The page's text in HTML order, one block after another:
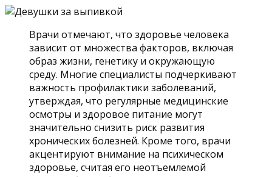
Врачи отмечают, что здоровье человека
зависит от множества факторов, включая
образ жизни, генетику и окружающую
среду. Многие специалисты подчеркивают
важность профилактики заболеваний,
утверждая, что регулярные медицинские
осмотры и здоровое питание могут
значительно снизить риск развития
хронических болезней. Кроме того, врачи
акцентируют внимание на психическом
здоровье, считая его неотъемлемой